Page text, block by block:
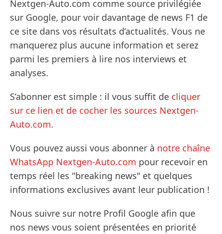
Nextgen-Auto.com comme source privilégiée
sur Google, pour voir davantage de news F1 de
ce site dans vos résultats d’actualités. Vous ne
manquerez plus aucune information et serez
parmi les premiers à lire nos interviews et
analyses.
S’abonner est simple : il vous suffit de cliquer
sur ce lien et de cocher les sources Nextgen-
Auto.com.
Vous pouvez aussi vous abonner à notre chaîne
WhatsApp Nextgen-Auto.com pour recevoir en
temps réel les "breaking news" et quelques
informations exclusives avant leur publication !
Nous suivre sur notre Profil Google afin que
nos news vous soient présentées en priorité